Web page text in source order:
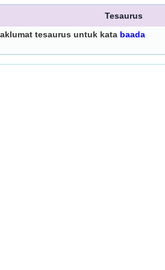
Tesaurus
tesaurus untuk kata baada